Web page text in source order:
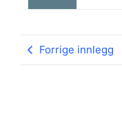
Forrige innlegg